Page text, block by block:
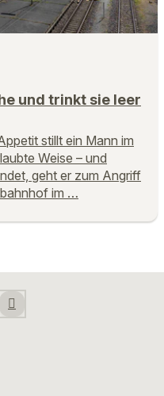
und trinkt sie leer
stillt ein Mann im
Weise – und
geht er zum Angriff
im …